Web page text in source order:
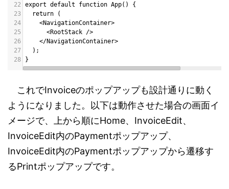
22
export default function App() {
23
  return (
24
    <NavigationContainer>
25
      <RootStack />
26
    </NavigationContainer>
27
  );
28
}
これでInvoiceのポップアップも設計通りに動く
ようになりました。以下は動作させた場合の画面イ
メージで、上から順にHome、InvoiceEdit、
InvoiceEdit内のPaymentポップアップ、
InvoiceEdit内のPaymentポップアップから遷移す
るPrintポップアップです。